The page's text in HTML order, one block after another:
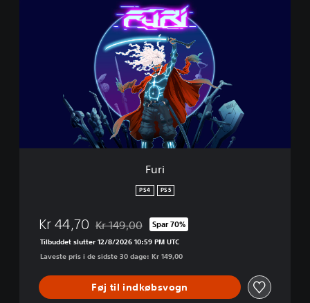
Furi
PS4 PS5
Kr 44,70 Nedsat fra den normale pris på Kr 149,00
Kr 149,00 Spar 70%
Tilbuddet slutter 12/8/2026 10:59 PM UTC
Laveste pris i de sidste 30 dage: Kr 149,00
Føj til indkøbsvogn